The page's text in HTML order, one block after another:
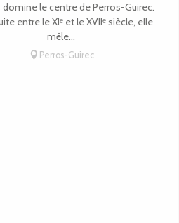
domine le centre de Perros-Guirec.
entre le XIᵉ et le XVIIᵉ siècle, elle
mêle...
Perros-Guirec